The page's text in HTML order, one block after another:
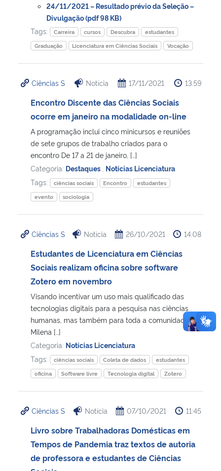
24/11/2021 – Resultado prévio da Seleção –
Divulgação (pdf 98 KB)
Tags:
Carreira cursos Descubra
estudantes
Graduação
Licenciatura em Ciências Sociais Vocação
Ciências S Notícia 17/11/2021 13:59
Encontro Discente das Ciências Sociais
ocorre em janeiro na modalidade on-line
A programação inclui cinco minicursos e reuniões
de sete grupos de trabalho criados para o
encontro De 17 a 21 de janeiro, […]
Categoria: Destaques Notícias Licenciatura
Tags:
ciências sociais Encontro
estudantes
evento
sociologia
Ciências S Notícia 26/10/2021 14:08
Estudantes de Licenciatura em Ciências
Sociais realizam oficina sobre software
Zotero em novembro
Visando incentivar um uso mais qualificado das
tecnologias digitais para a pesquisa nas ciências
humanas, mas também para toda a comunidade,
Milena […]
Categoria: Notícias Licenciatura
Tags:
ciências sociais Coleta de dados
estudantes
oficina
Software livre Tecnologia digital Zotero
Ciências S Notícia 07/10/2021 11:45
Livro sobre Trabalhadoras Domésticas em
Tempos de Pandemia traz textos de autoria
de professora e estudantes de Ciências